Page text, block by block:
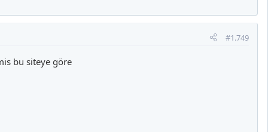
#1.749
bu siteye göre